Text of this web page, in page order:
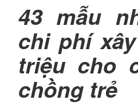
43 mẫu
chi phí
triệu cho
chồng trẻ